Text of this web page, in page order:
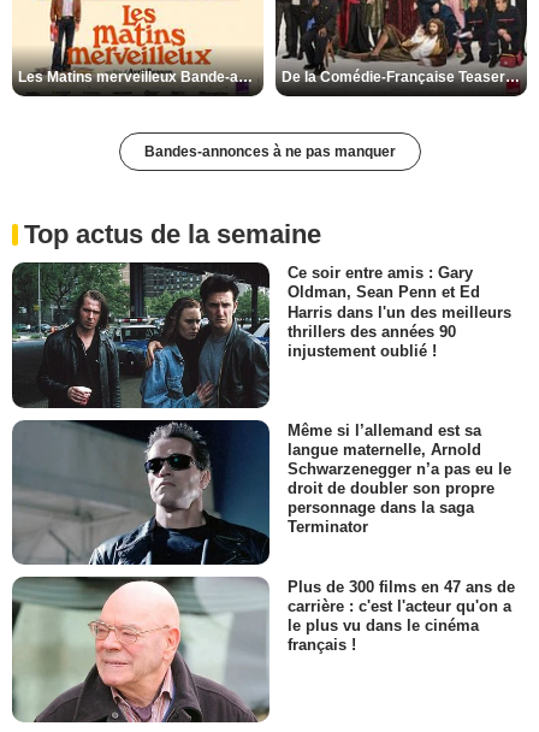
Les Matins merveilleux Bande-annonce VF De la Comédie-Française Teaser VF
Bandes-annonces à ne pas manquer
Top actus de la semaine
Ce soir entre amis : Gary
Oldman, Sean Penn et Ed
Harris dans l'un des meilleurs
thrillers des années 90
injustement oublié !
Même si l’allemand est sa
langue maternelle, Arnold
Schwarzenegger n’a pas eu le
droit de doubler son propre
personnage dans la saga
Terminator
Plus de 300 films en 47 ans de
carrière : c'est l'acteur qu'on a
le plus vu dans le cinéma
français !